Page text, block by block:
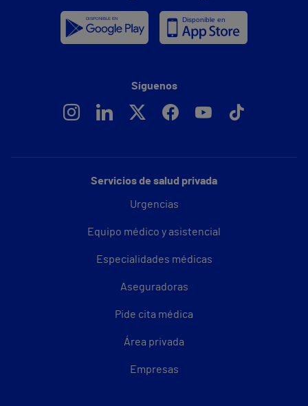
Servicios de salud privada
Urgencias
Equipo médico y asistencial
Especialidades médicas
Aseguradoras
Pide cita médica
Área privada
Empresas
Síguenos